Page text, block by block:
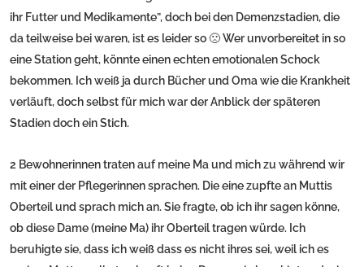
ihr Futter und Medikamente”, doch bei den Demenzstadien, die
da teilweise bei waren, ist es leider so 🙁 Wer unvorbereitet in so
eine Station geht, könnte einen echten emotionalen Schock
bekommen. Ich weiß ja durch Bücher und Oma wie die Krankheit
verläuft, doch selbst für mich war der Anblick der späteren
Stadien doch ein Stich.
2 Bewohnerinnen traten auf meine Ma und mich zu während wir
mit einer der Pflegerinnen sprachen. Die eine zupfte an Muttis
Oberteil und sprach mich an. Sie fragte, ob ich ihr sagen könne,
ob diese Dame (meine Ma) ihr Oberteil tragen würde. Ich
beruhigte sie, dass ich weiß dass es nicht ihres sei, weil ich es